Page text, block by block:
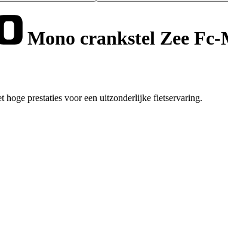
Mono crankstel Zee Fc-
prestaties voor een uitzonderlijke fietservaring.